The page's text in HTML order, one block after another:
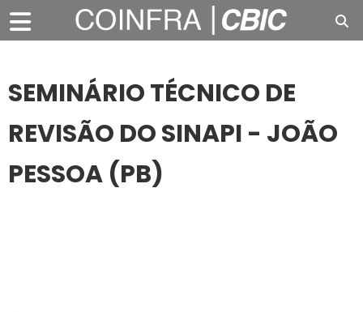
SEMINÁRIO TÉCNICO DE
REVISÃO DO SINAPI - JOÃO
PESSOA (PB)